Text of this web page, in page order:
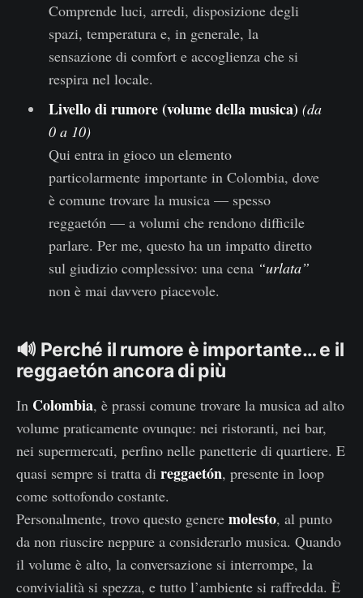
Comprende luci, arredi, disposizione degli
spazi, temperatura e, in generale, la
sensazione di comfort e accoglienza che si
respira nel locale.
Livello di rumore (volume della musica) (da
0 a 10)
Qui entra in gioco un elemento
particolarmente importante in Colombia, dove
è comune trovare la musica — spesso
reggaetón — a volumi che rendono difficile
parlare. Per me, questo ha un impatto diretto
sul giudizio complessivo: una cena “urlata”
non è mai davvero piacevole.
🔊 Perché il rumore è importante… e il
reggaetón ancora di più
In Colombia, è prassi comune trovare la musica ad alto
volume praticamente ovunque: nei ristoranti, nei bar,
nei supermercati, perfino nelle panetterie di quartiere. E
quasi sempre si tratta di reggaetón, presente in loop
come sottofondo costante.
Personalmente, trovo questo genere molesto, al punto
da non riuscire neppure a considerarlo musica. Quando
il volume è alto, la conversazione si interrompe, la
convivialità si spezza, e tutto l’ambiente si raffredda. È